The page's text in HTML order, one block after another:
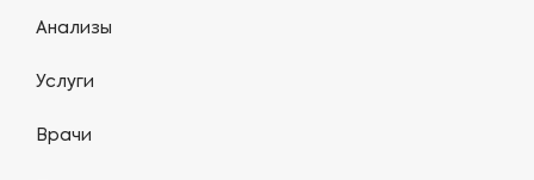
Анализы
Услуги
Врачи